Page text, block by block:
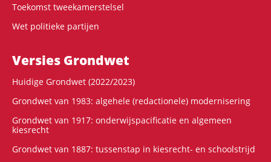
Toekomst tweekamerstelsel
Wet politieke partijen
Versies Grondwet
Huidige Grondwet (2022/2023)
Grondwet van 1983: algehele (redactionele) modernisering
Grondwet van 1917: onderwijspacificatie en algemeen
kiesrecht
Grondwet van 1887: tussenstap in kiesrecht- en schoolstrijd